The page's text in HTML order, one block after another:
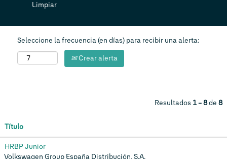
Limpiar
Seleccione la frecuencia (en días) para recibir una alerta:
Crear alerta
Resultados 1 – 8de 8
Título
HRBP Junior
Volkswagen Group España Distribución, S.A.